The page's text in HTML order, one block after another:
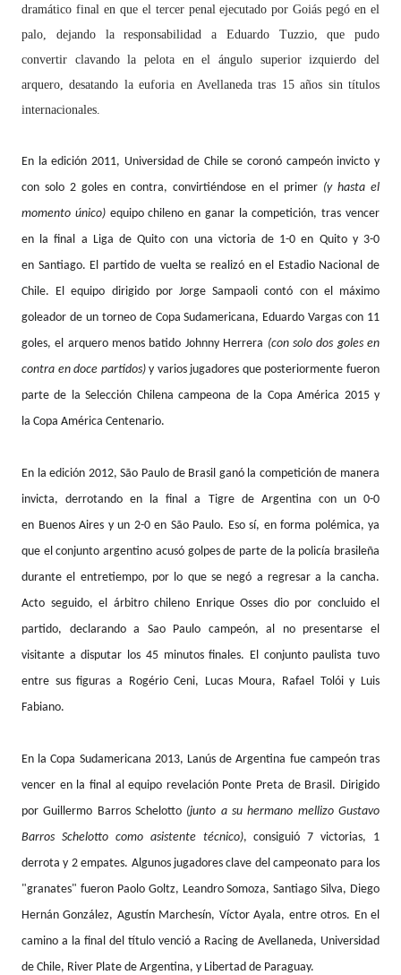
dramático final en que el tercer penal ejecutado por Goiás pegó en el
palo, dejando la responsabilidad a Eduardo Tuzzio, que pudo
convertir clavando la pelota en el ángulo superior izquierdo del
arquero, desatando la euforia en Avellaneda tras 15 años sin títulos
internacionales.
En la edición 2011, Universidad de Chilese coronó campeón invicto y
con solo 2 goles en contra, convirtiéndose en el primer (y hasta el
momento único)equipo chileno en ganar la competición, tras vencer
en la final a Liga de Quito con una victoria de 1-0 en Quito y 3-0
en Santiago. El partido de vuelta se realizó en el Estadio Nacional de
Chile. El equipo dirigido por Jorge Sampaoli contó con el máximo
goleador de un torneo de Copa Sudamericana, Eduardo Vargas con 11
goles, el arquero menos batido Johnny Herrera (con solo dos goles en
contra en doce partidos)y varios jugadores que posteriormente fueron
parte de la Selección Chilena campeona de la Copa América 2015 y
la Copa América Centenario.
En la edición 2012,São Paulode Brasil ganó la competición de manera
invicta, derrotando en la final a Tigre de Argentina con un 0-0
en Buenos Aires y un 2-0 en São Paulo. Eso sí, en forma polémica, ya
que el conjunto argentino acusó golpes de parte de la policía brasileña
durante el entretiempo, por lo que se negó a regresar a la cancha.
Acto seguido, el árbitro chileno Enrique Osses dio por concluido el
partido, declarando a Sao Paulo campeón, al no presentarse el
visitante a disputar los 45 minutos finales. El conjunto paulista tuvo
entre sus figuras a Rogério Ceni, Lucas Moura, Rafael Tolói y Luis
Fabiano.
En la Copa Sudamericana 2013, Lanús de Argentina fue campeón tras
vencer en la final al equipo revelación Ponte Preta de Brasil. Dirigido
por Guillermo Barros Schelotto (junto a su hermano mellizo Gustavo
Barros Schelotto como asistente técnico), consiguió 7 victorias, 1
derrota y 2 empates. Algunos jugadores clave del campeonato para los
"granates" fueron Paolo Goltz, Leandro Somoza, Santiago Silva, Diego
Hernán González, Agustín Marchesín, Víctor Ayala, entre otros. En el
camino a la final del título venció a Racing de Avellaneda, Universidad
de Chile, River Plate de Argentina, y Libertad de Paraguay.